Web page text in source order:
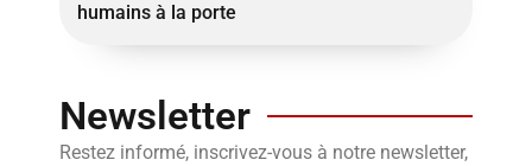
humains à la porte
Newsletter
Restez informé, inscrivez-vous à notre newsletter,